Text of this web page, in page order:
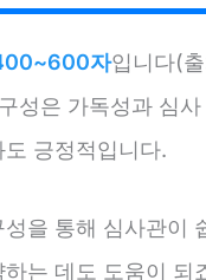
자입니다(
성은 가독성과 심
긍정적입니다.
을 통해 심사관이
는 데도 도움이 되